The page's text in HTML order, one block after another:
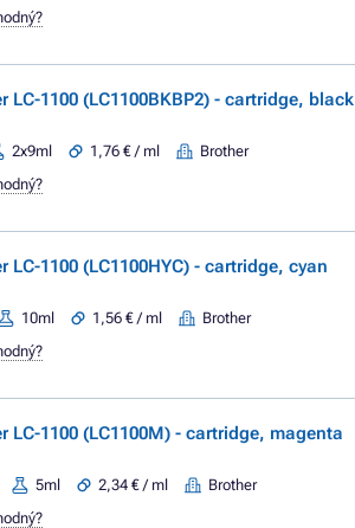
1100 (LC1100BKBP2) - cartridge, black
2x9ml 1,76 € / ml Brother
1100 (LC1100HYC) - cartridge, cyan
10ml 1,56 € / ml Brother
LC-1100 (LC1100M) - cartridge, magenta
5ml 2,34 € / ml Brother